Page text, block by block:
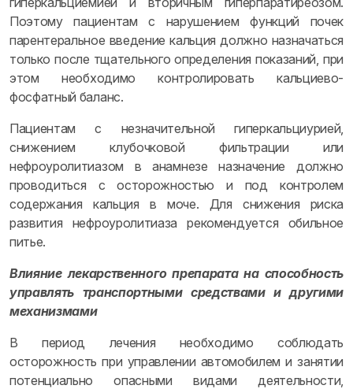
Поэтому пациентам с нарушением функций почек
парентеральное введение кальция должно назначаться
только после тщательного определения показаний, при
этом необходимо контролировать кальциево-
фосфатный баланс.
Пациентам с незначительной гиперкальциурией,
снижением клубочковой фильтрации или
нефроуролитиазом в анамнезе назначение должно
проводиться с осторожностью и под контролем
содержания кальция в моче. Для снижения риска
развития нефроуролитиаза рекомендуется обильное
питье.
Влияние лекарственного препарата на способность
управлять транспортными средствами и другими
механизмами
В период лечения необходимо соблюдать
осторожность при управлении автомобилем и занятии
потенциально опасными видами деятельности,